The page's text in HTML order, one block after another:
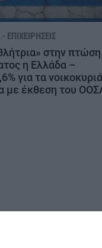
ΕΠΙΧΕΙΡΉΣΕΙΣ
στην πτώση
η Ελλάδα –
για τα νοικοκυριά
με έκθεση του